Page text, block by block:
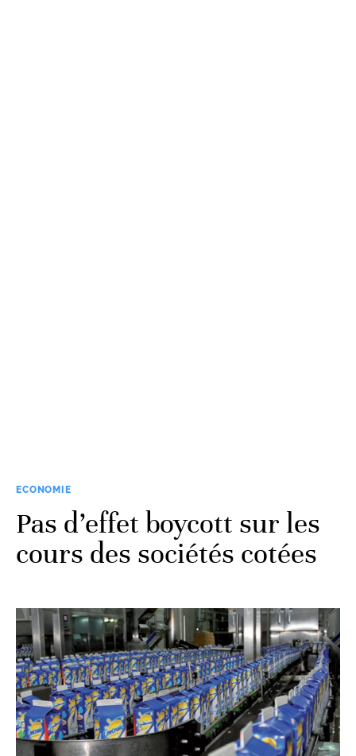
ECONOMIE
Pas d’effet boycott sur les
cours des sociétés cotées